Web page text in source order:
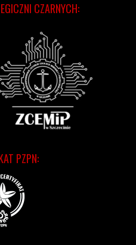
PZPN:
CZARNYCH: